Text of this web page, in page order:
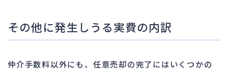
その他に発生しうる実費の内訳
仲介手数料以外にも、任意売却の完了にはいくつかの